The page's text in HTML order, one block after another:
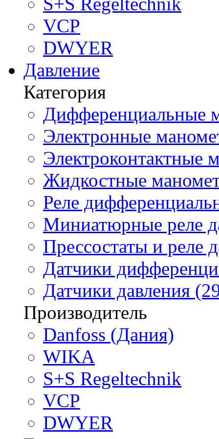
VCP
DWYER
Давление
Категория
Дифференциальные
Электронные
Электроконтактные
Жидкостные
Реле
Миниатюрные реле
Прессостаты и реле
Датчики
Датчики давления
Производитель
Danfoss (Дания)
WIKA
S+S Regeltechnik
VCP
DWYER